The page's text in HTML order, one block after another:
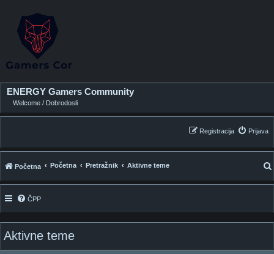
ENERGY Gamers Community
Welcome / Dobrodosli
Prijava
Registracija
Početna Početna Pretražnik Aktivne teme
ČPP
Aktivne teme